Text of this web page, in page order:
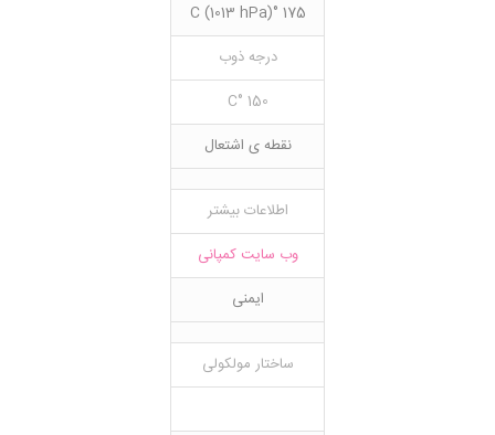
175 °C (1013 hPa)
درجه ذوب
150 °C
نقطه ی اشتعال
اطلاعات بیشتر
وب سایت کمپانی
ایمنی
ساختار مولکولی